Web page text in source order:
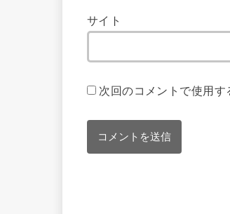
サイト
次回のコメントで使用す